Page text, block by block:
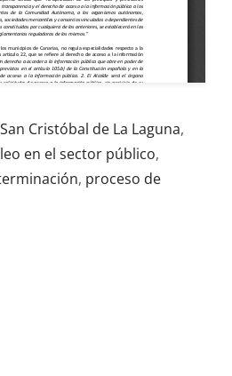
Cristóbal de La Laguna,
en el sector público,
, proceso de